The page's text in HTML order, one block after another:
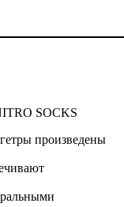
SOCKS
произведены